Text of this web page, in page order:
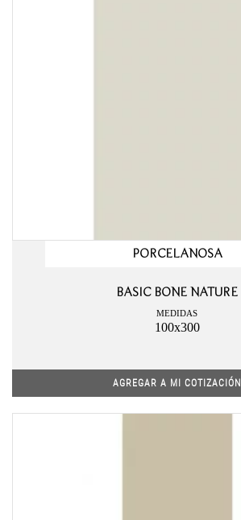
PORCELANOSA
BASIC BONE NATURE
MEDIDAS
100x300
AGREGAR A MI COTIZACIÓN